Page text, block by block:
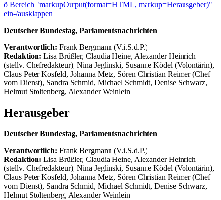
ö Bereich "markupOutput(format=HTML, markup=Herausgeber)"
ein-/ausklappen
Deutscher Bundestag, Parlamentsnachrichten
Verantwortlich: Frank Bergmann (V.i.S.d.P.)
Redaktion: Lisa Brüßler, Claudia Heine, Alexander Heinrich
(stellv. Chefredakteur), Nina Jeglinski, Susanne Ködel (Volontärin),
Claus Peter Kosfeld, Johanna Metz, Sören Christian Reimer (Chef
vom Dienst), Sandra Schmid, Michael Schmidt, Denise Schwarz,
Helmut Stoltenberg, Alexander Weinlein
Herausgeber
Deutscher Bundestag, Parlamentsnachrichten
Verantwortlich: Frank Bergmann (V.i.S.d.P.)
Redaktion: Lisa Brüßler, Claudia Heine, Alexander Heinrich
(stellv. Chefredakteur), Nina Jeglinski, Susanne Ködel (Volontärin),
Claus Peter Kosfeld, Johanna Metz, Sören Christian Reimer (Chef
vom Dienst), Sandra Schmid, Michael Schmidt, Denise Schwarz,
Helmut Stoltenberg, Alexander Weinlein